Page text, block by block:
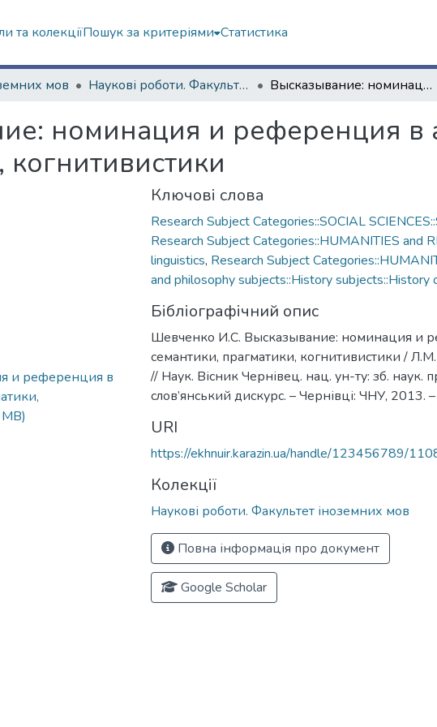
та колекціїПошук за критеріями Статистика
мов Наукові роботи. Факультет іноземних мов Высказывание: номинация и референция в аспекте семантики, прагматики, когнитивистики
номинация и референция в
когнитивистики
и референция в
Ключові слова
Research Subject Categories::SOCIAL
Research Subject Categories::HUMANITIES and
linguistics, Research Subject
and philosophy subjects::History subjects::History
Бібліографічний опис
Шевченко И.С. Высказывание: номинация и
семантики, прагматики, когнитивистики /
// Наук. Вісник Чернівец. нац. ун-ту: зб.
слов’янський дискурс. – Чернівці: ЧНУ, 2013.
URI
https://ekhnuir.karazin.ua/handle/123456789/
Колекції
Наукові роботи. Факультет іноземних мов
Повна інформація про документ
Google Scholar